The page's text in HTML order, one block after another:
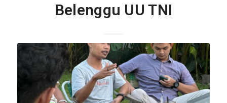
Belenggu UU TNI